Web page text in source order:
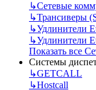
↳Сетевые
↳Трансиверы
↳Удлинители
↳Удлинители
Показать все
Системы
↳GETCALL
↳Hostcall